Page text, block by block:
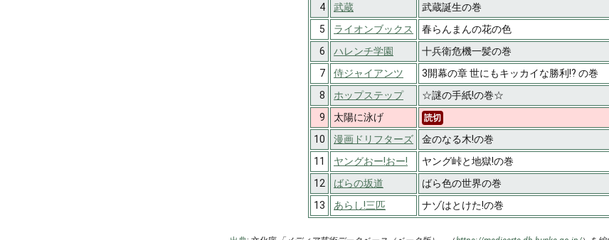
4
武蔵
武蔵誕生の巻
5
ライオンブックス
春らんまんの花の色
6
ハレンチ学園
十兵衛危機一髪の巻
7
侍ジャイアンツ
3開幕の章 世にもキッカイな勝利!? の巻
8
ホップステップ
☆謎の手紙!の巻☆
9
太陽に泳げ 読切
10 漫画ドリフターズ
金のなる木!の巻
11
ヤングおー!おー!
ヤング峠と地獄!の巻
12
ばらの坂道
ばら色の世界の巻
13
あらし!三匹 ナゾはとけた!の巻